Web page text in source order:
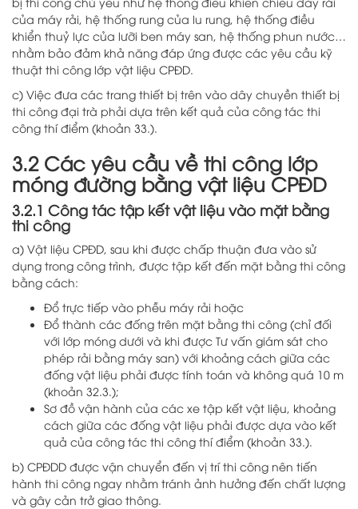
của máy rải, hệ thống rung của lu rung, hệ thống điều
khiển thuỷ lực của lưỡi ben máy san, hệ thống phun nước…
nhằm bảo đảm khả năng đáp ứng được các yêu cầu kỹ
thuật thi công lớp vật liệu CPĐD.
c) Việc đưa các trang thiết bị trên vào dây chuyền thiết bị
thi công đại trà phải dựa trên kết quả của công tác thi
công thí điểm (khoản 33.).
3.2 Các yêu cầu về thi công lớp
móng đường bằng vật liệu CPĐD
3.2.1 Công tác tập kết vật liệu vào mặt bằng
thi công
a) Vật liệu CPĐD, sau khi được chấp thuận đưa vào sử
dụng trong công trình, được tập kết đến mặt bằng thi công
bằng cách:
Đổ trực tiếp vào phễu máy rải hoặc
Đổ thành các đống trên mặt bằng thi công (chỉ đối
với lớp móng dưới và khi được Tư vấn giám sát cho
phép rải bằng máy san) với khoảng cách giữa các
đống vật liệu phải được tính toán và không quá 10 m
(khoản 32.3.);
Sơ đồ vận hành của các xe tập kết vật liệu, khoảng
cách giữa các đống vật liệu phải được dựa vào kết
quả của công tác thi công thí điểm (khoản 33.).
b) CPĐDD được vận chuyển đến vị trí thi công nên tiến
hành thi công ngay nhằm tránh ảnh hưởng đến chất lượng
và gây cản trở giao thông.